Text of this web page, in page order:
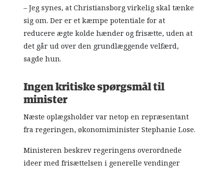
– Jeg synes, at Christiansborg virkelig skal tænke
sig om. Der er et kæmpe potentiale for at
reducere ægte kolde hænder og frisætte, uden at
det går ud over den grundlæggende velfærd,
sagde hun.
Ingen kritiske spørgsmål til
minister
Næste oplægsholder var netop en repræsentant
fra regeringen, økonomiminister Stephanie Lose.
Ministeren beskrev regeringens overordnede
ideer med frisættelsen i generelle vendinger